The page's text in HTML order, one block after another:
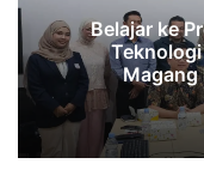
Belajar ke
Teknologi
Magang